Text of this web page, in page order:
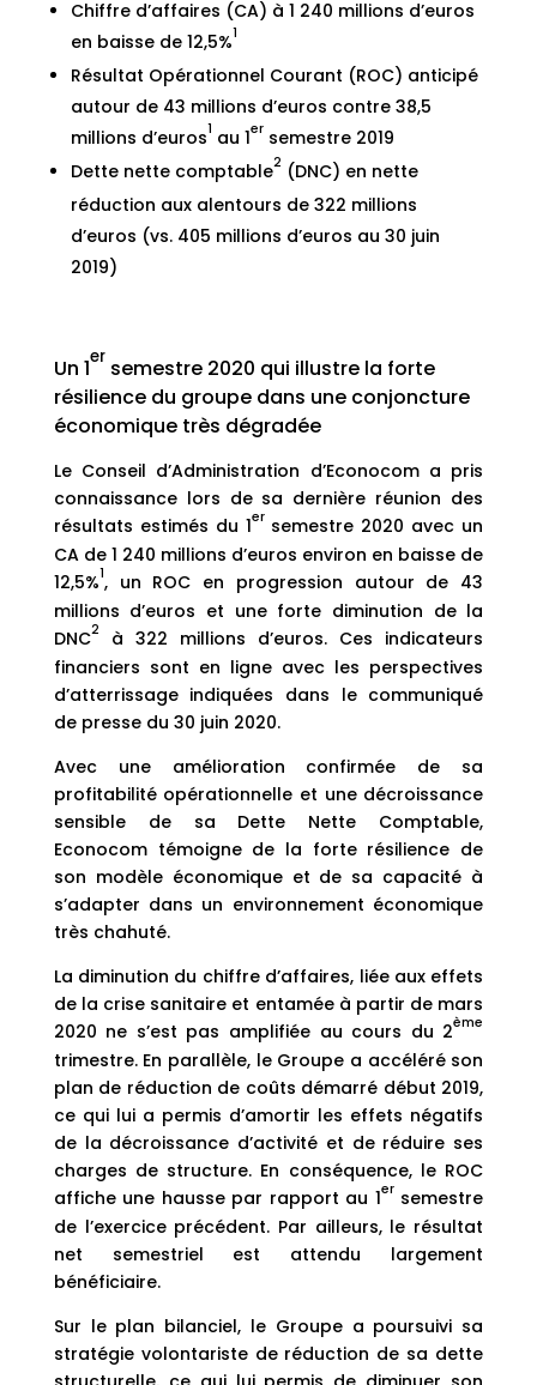
Chiffre d’affaires (CA) à 1 240 millions d’euros
en baisse de 12,5%1
Résultat Opérationnel Courant (ROC) anticipé
autour de 43 millions d’euros contre 38,5
millions d’euros1 au 1er semestre 2019
Dette nette comptable2 (DNC) en nette
réduction aux alentours de 322 millions
d’euros (vs. 405 millions d’euros au 30 juin
2019)
Un 1er semestre 2020 qui illustre la forte
résilience du groupe dans une conjoncture
économique très dégradée
Le Conseil d’Administration d’Econocom a pris
connaissance lors de sa dernière réunion des
résultats estimés du 1er semestre 2020 avec un
CA de 1 240 millions d’euros environ en baisse de
12,5%1, un ROC en progression autour de 43
millions d’euros et une forte diminution de la
DNC2
à 322 millions d’euros. Ces indicateurs
financiers sont en ligne avec les perspectives
d’atterrissage indiquées dans le communiqué
de presse du 30 juin 2020.
Avec une amélioration confirmée de sa
profitabilité opérationnelle et une décroissance
sensible de sa Dette Nette Comptable,
Econocom témoigne de la forte résilience de
son modèle économique et de sa capacité à
s’adapter dans un environnement économique
très chahuté.
La diminution du chiffre d’affaires, liée aux effets
de la crise sanitaire et entamée à partir de mars
2020 ne s’est pas amplifiée au cours du 2ème
trimestre. En parallèle, le Groupe a accéléré son
plan de réduction de coûts démarré début 2019,
ce qui lui a permis d’amortir les effets négatifs
de la décroissance d’activité et de réduire ses
charges de structure. En conséquence, le ROC
affiche une hausse par rapport au 1er semestre
de l’exercice précédent. Par ailleurs, le résultat
net semestriel est attendu largement
bénéficiaire.
Sur le plan bilanciel, le Groupe a poursuivi sa
stratégie volontariste de réduction de sa dette